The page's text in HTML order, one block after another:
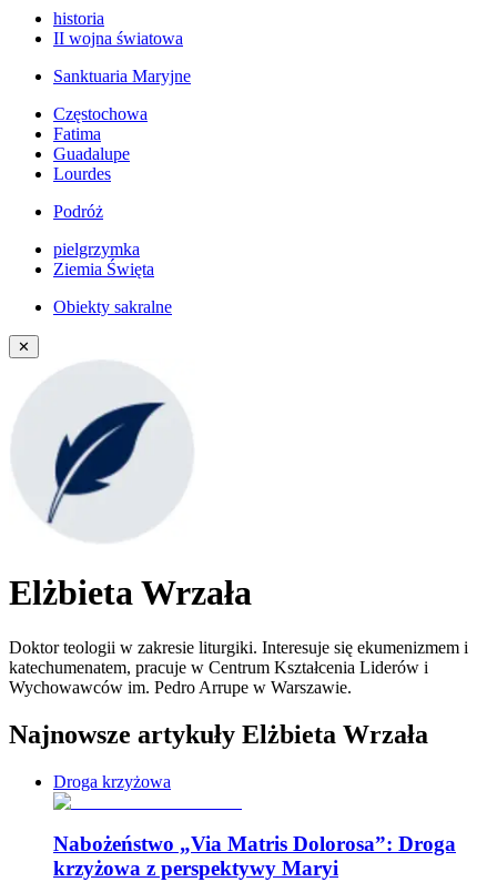
historia
II wojna światowa
Sanktuaria Maryjne
Częstochowa
Fatima
Guadalupe
Lourdes
Podróż
pielgrzymka
Ziemia Święta
Obiekty sakralne
✕
Elżbieta Wrzała
Doktor teologii w zakresie liturgiki. Interesuje się ekumenizmem i
katechumenatem, pracuje w Centrum Kształcenia Liderów i
Wychowawców im. Pedro Arrupe w Warszawie.
Najnowsze artykuły Elżbieta Wrzała
Droga krzyżowa
Nabożeństwo „Via Matris Dolorosa”: Droga
krzyżowa z perspektywy Maryi